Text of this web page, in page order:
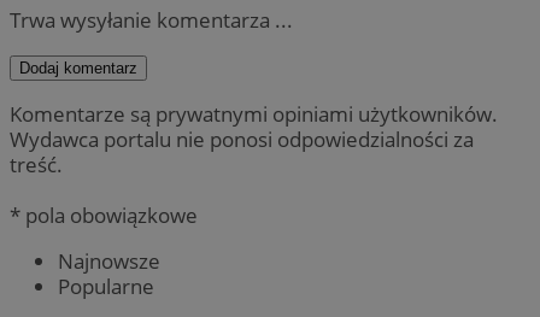
Trwa wysyłanie komentarza ...
Dodaj komentarz
Komentarze są prywatnymi opiniami użytkowników.
Wydawca portalu nie ponosi odpowiedzialności za
treść.
* pola obowiązkowe
Najnowsze
Popularne